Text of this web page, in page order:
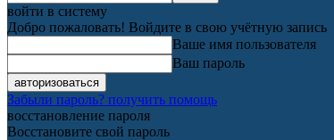
войти в систему
Добро пожаловать! Войдите в свою учётную запись
Ваше имя пользователя
Ваш пароль
Забыли пароль? получить помощь
восстановление пароля
Восстановите свой пароль